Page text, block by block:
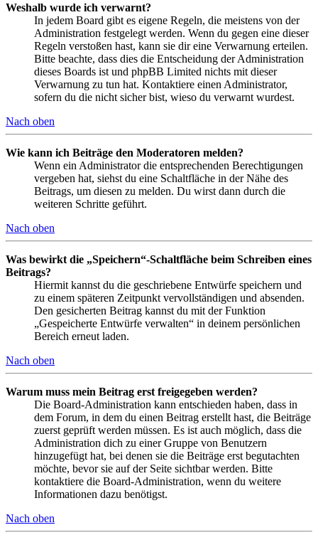
Weshalb wurde ich verwarnt?
In jedem Board gibt es eigene Regeln, die meistens von der
Administration festgelegt werden. Wenn du gegen eine dieser
Regeln verstoßen hast, kann sie dir eine Verwarnung erteilen.
Bitte beachte, dass dies die Entscheidung der Administration
dieses Boards ist und phpBB Limited nichts mit dieser
Verwarnung zu tun hat. Kontaktiere einen Administrator,
sofern du die nicht sicher bist, wieso du verwarnt wurdest.
Nach oben
Wie kann ich Beiträge den Moderatoren melden?
Wenn ein Administrator die entsprechenden Berechtigungen
vergeben hat, siehst du eine Schaltfläche in der Nähe des
Beitrags, um diesen zu melden. Du wirst dann durch die
weiteren Schritte geführt.
Nach oben
Was bewirkt die „Speichern“-Schaltfläche beim Schreiben eines
Beitrags?
Hiermit kannst du die geschriebene Entwürfe speichern und
zu einem späteren Zeitpunkt vervollständigen und absenden.
Den gesicherten Beitrag kannst du mit der Funktion
„Gespeicherte Entwürfe verwalten“ in deinem persönlichen
Bereich erneut laden.
Nach oben
Warum muss mein Beitrag erst freigegeben werden?
Die Board-Administration kann entschieden haben, dass in
dem Forum, in dem du einen Beitrag erstellt hast, die Beiträge
zuerst geprüft werden müssen. Es ist auch möglich, dass die
Administration dich zu einer Gruppe von Benutzern
hinzugefügt hat, bei denen sie die Beiträge erst begutachten
möchte, bevor sie auf der Seite sichtbar werden. Bitte
kontaktiere die Board-Administration, wenn du weitere
Informationen dazu benötigst.
Nach oben